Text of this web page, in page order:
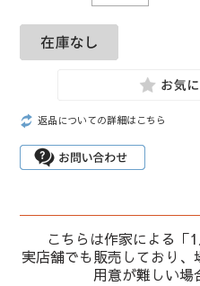
返品についての詳細はこちら
こちらは作家による「
実店舗でも販売しており
用意が難しい場